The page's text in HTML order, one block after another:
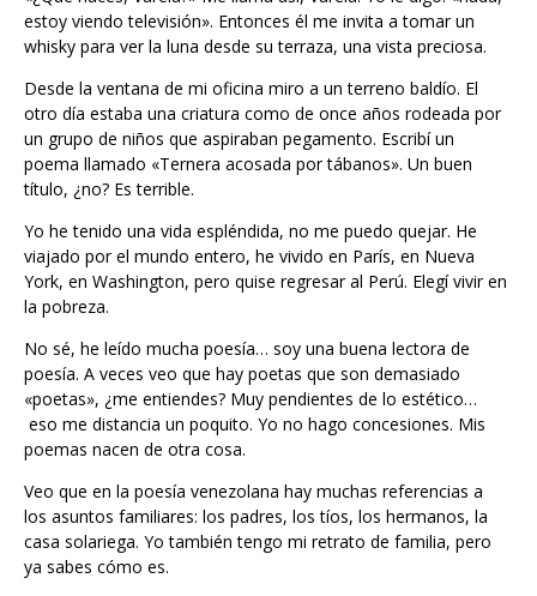
estoy viendo televisión». Entonces él me invita a tomar un
whisky para ver la luna desde su terraza, una vista preciosa.
Desde la ventana de mi oficina miro a un terreno baldío. El
otro día estaba una criatura como de once años rodeada por
un grupo de niños que aspiraban pegamento. Escribí un
poema llamado «Ternera acosada por tábanos». Un buen
título, ¿no? Es terrible.
Yo he tenido una vida espléndida, no me puedo quejar. He
viajado por el mundo entero, he vivido en París, en Nueva
York, en Washington, pero quise regresar al Perú. Elegí vivir en
la pobreza.
No sé, he leído mucha poesía… soy una buena lectora de
poesía. A veces veo que hay poetas que son demasiado
«poetas», ¿me entiendes? Muy pendientes de lo estético…
eso me distancia un poquito. Yo no hago concesiones. Mis
poemas nacen de otra cosa.
Veo que en la poesía venezolana hay muchas referencias a
los asuntos familiares: los padres, los tíos, los hermanos, la
casa solariega. Yo también tengo mi retrato de familia, pero
ya sabes cómo es.